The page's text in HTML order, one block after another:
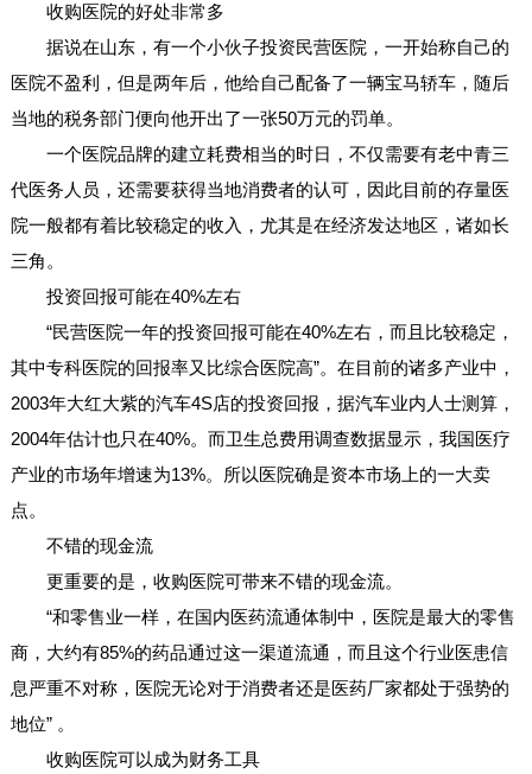
收购医院的好处非常多
据说在山东，有一个小伙子投资民营医院，一开始称自己的
医院不盈利，但是两年后，他给自己配备了一辆宝马轿车，随后
当地的税务部门便向他开出了一张50万元的罚单。
一个医院品牌的建立耗费相当的时日，不仅需要有老中青三
代医务人员，还需要获得当地消费者的认可，因此目前的存量医
院一般都有着比较稳定的收入，尤其是在经济发达地区，诸如长
三角。
投资回报可能在40%左右
“民营医院一年的投资回报可能在40%左右，而且比较稳定，
其中专科医院的回报率又比综合医院高”。在目前的诸多产业中，
2003年大红大紫的汽车4S店的投资回报，据汽车业内人士测算，
2004年估计也只在40%。而卫生总费用调查数据显示，我国医疗
产业的市场年增速为13%。所以医院确是资本市场上的一大卖
点。
不错的现金流
更重要的是，收购医院可带来不错的现金流。
“和零售业一样，在国内医药流通体制中，医院是最大的零售
商，大约有85%的药品通过这一渠道流通，而且这个行业医患信
息严重不对称，医院无论对于消费者还是医药厂家都处于强势的
地位” 。
收购医院可以成为财务工具